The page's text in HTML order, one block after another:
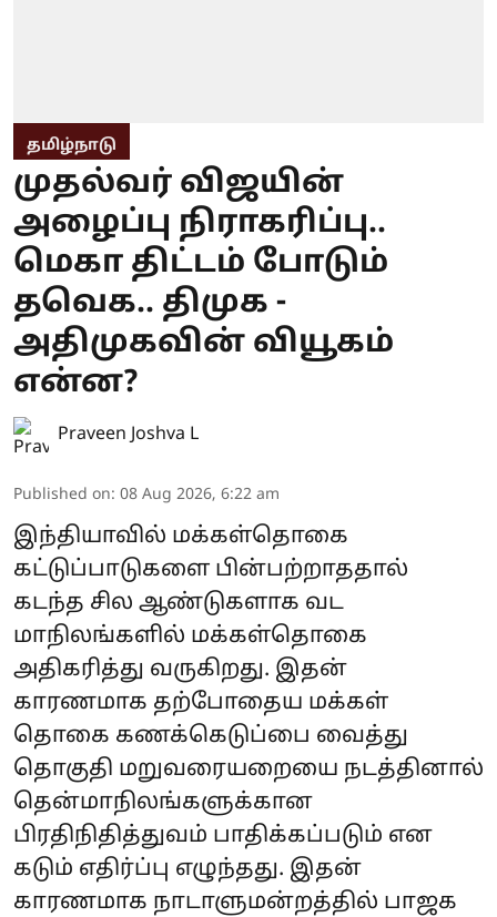
தமிழ்நாடு
முதல்வர் விஜயின்
அழைப்பு நிராகரிப்பு..
மெகா திட்டம் போடும்
தவெக.. திமுக -
அதிமுகவின் வியூகம்
என்ன?
Praveen Joshva L
Published on: 08 Aug 2026, 6:22 am
இந்தியாவில் மக்கள்தொகை
கட்டுப்பாடுகளை பின்பற்றாததால்
கடந்த சில ஆண்டுகளாக வட
மாநிலங்களில் மக்கள்தொகை
அதிகரித்து வருகிறது. இதன்
காரணமாக தற்போதைய மக்கள்
தொகை கணக்கெடுப்பை வைத்து
தொகுதி மறுவரையறையை நடத்தினால்
தென்மாநிலங்களுக்கான
பிரதிநிதித்துவம் பாதிக்கப்படும் என
கடும் எதிர்ப்பு எழுந்தது. இதன்
காரணமாக நாடாளுமன்றத்தில் பாஜக